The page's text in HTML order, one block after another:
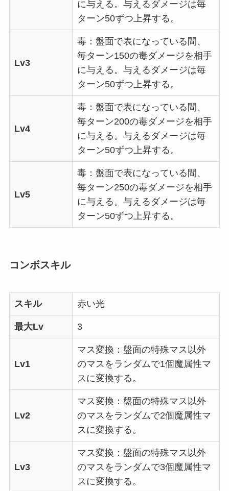
に与える。与えるダメージは毎
ターン50ずつ上昇する。
Lv3
毒：盤面で表になっている間、
毎ターン150の毒ダメージを相手
に与える。与えるダメージは毎
ターン50ずつ上昇する。
Lv4
毒：盤面で表になっている間、
毎ターン200の毒ダメージを相手
に与える。与えるダメージは毎
ターン50ずつ上昇する。
Lv5
毒：盤面で表になっている間、
毎ターン250の毒ダメージを相手
に与える。与えるダメージは毎
ターン50ずつ上昇する。
コンボスキル
スキル 赤い光
最大Lv 3
Lv1
マス変換：盤面の特殊マス以外
のマスをランダムで1個魔属性マ
スに変換する。
Lv2
マス変換：盤面の特殊マス以外
のマスをランダムで2個魔属性マ
スに変換する。
Lv3
マス変換：盤面の特殊マス以外
のマスをランダムで3個魔属性マ
スに変換する。